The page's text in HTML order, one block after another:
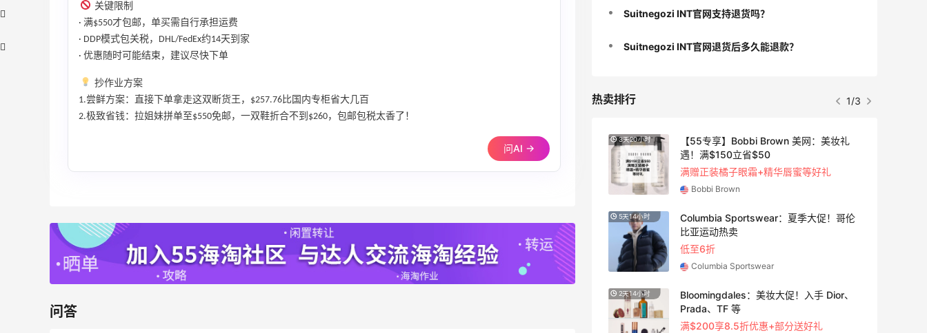
关键限制
· 满$550才包邮，单买需自行承担运费
· DDP模式包关税，DHL/FedEx约14天到家
· 优惠随时可能结束，建议尽快下单
抄作业方案
1.尝鲜方案：直接下单拿走这双断货王，$257.76比国内专柜省大几百
2.极致省钱：拉姐妹拼单至$550免邮，一双鞋折合不到$260，包邮包税太香了！
问AI →
问答
Suitnegozi INT官网支持退货吗？
Suitnegozi INT官网退货后多久能退款？
热卖排行 1/3
低门槛入手7件套
PRADA、LOEWE、加拿大鹅等
享9折优惠
Base Blu
iHerb ：88全球好物节！选购日常保健、
健身补剂、护肤洗护等
无门槛7.5折
关注兰蔻、雅诗兰黛等 每日更新
Macy's
3天20小时
【55专享】Bobbi Brown 美网：美妆礼
遇！满$150立省$50
满赠正装橘子眼霜+精华唇蜜等好礼
Bobbi Brown
5天14小时
Columbia Sportswear：夏季大促！哥伦
比亚运动热卖
低至6折
Columbia Sportswear
2天14小时
Bloomingdales：美妆大促！入手 Dior、
Prada、TF 等
满$200享8.5折优惠+部分送好礼